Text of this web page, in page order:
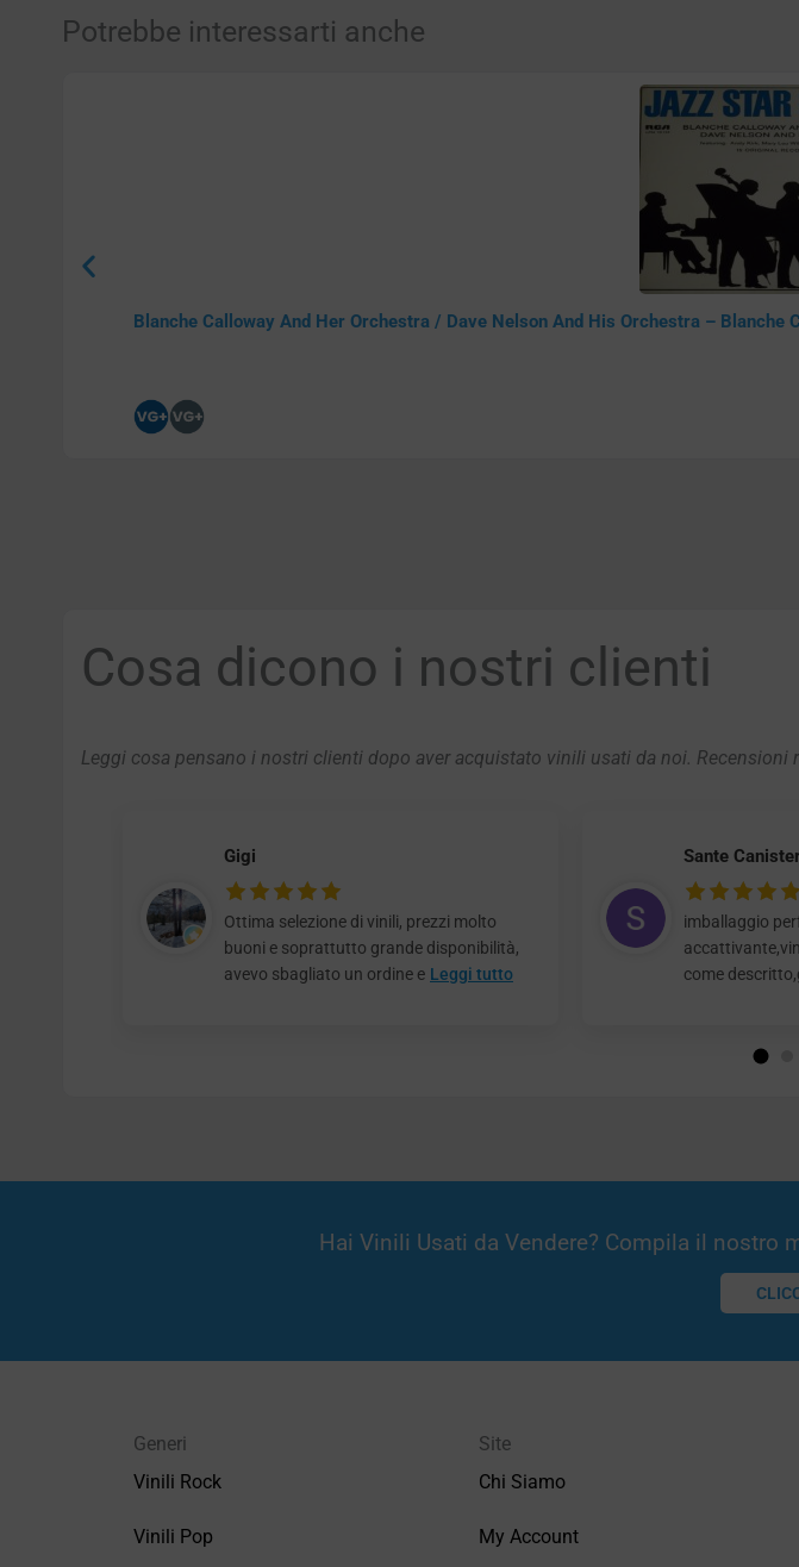
Potrebbe interessarti anche
Blanche Calloway And Her Orchestra / Dave Nelson And His Orchestra –
Cosa dicono i nostri clienti
Leggi cosa pensano i nostri clienti dopo aver acquistato vinili usati da noi. Recensioni
Gigi
Ottima selezione di vinili, prezzi molto
buoni e soprattutto grande disponibilità,
avevo sbagliato un ordine e Leggi tutto
Sante Canister
imballaggio
come
Hai Vinili Usati da Vendere? Compila il nostro
Generi
Vinili Rock
Vinili Pop
Site
Chi Siamo
My Account